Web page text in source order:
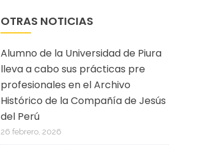
OTRAS NOTICIAS
Alumno de la Universidad de Piura
lleva a cabo sus prácticas pre
profesionales en el Archivo
Histórico de la Compañía de Jesús
del Perú
26 febrero, 2026